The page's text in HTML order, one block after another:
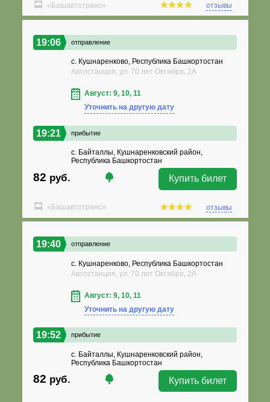
«Башавтотранс» отзывы
19:06 отправление
с. Кушнаренково, Республика Башкортостан
Автостанция, ул. 70 лет Октября, 2А
Август: 9, 10, 11
Уточнить на другую дату
19:21 прибытие
с. Байталлы, Кушнаренковский район,
Республика Башкортостан
82 руб. Купить билет
«Башавтотранс» отзывы
19:40 отправление
с. Кушнаренково, Республика Башкортостан
Автостанция, ул. 70 лет Октября, 2А
Август: 9, 10, 11
Уточнить на другую дату
19:52 прибытие
с. Байталлы, Кушнаренковский район,
Республика Башкортостан
82 руб. Купить билет